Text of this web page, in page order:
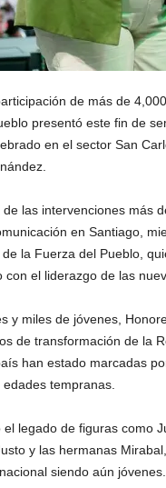
de más de
presentó este fin de
en el sector San
las intervenciones más
en Santiago,
la Fuerza del Pueblo,
con el liderazgo de las
y miles de jóvenes,
de transformación de la
han estado marcadas
tempranas.
legado de figuras como
y las hermanas
siendo aún jóvenes.